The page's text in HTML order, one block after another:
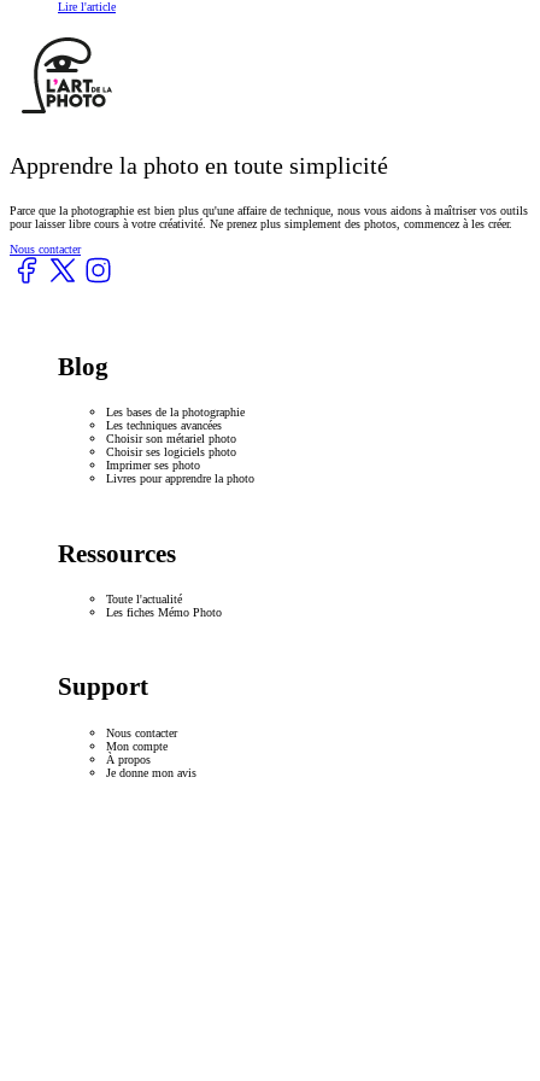
Lire l'article
Footer
Apprendre la photo en toute simplicité
Parce que la photographie est bien plus qu'une affaire de technique, nous vous aidons à maîtriser vos outils
pour laisser libre cours à votre créativité. Ne prenez plus simplement des photos, commencez à les créer.
Nous contacter
Blog
Les bases de la photographie
Les techniques avancées
Choisir son métariel photo
Choisir ses logiciels photo
Imprimer ses photo
Livres pour apprendre la photo
Ressources
Toute l'actualité
Les fiches Mémo Photo
Support
Nous contacter
Mon compte
À propos
Je donne mon avis